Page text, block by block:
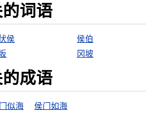
词语
侯
侯伯
冈坡
成语
似海 侯门如海